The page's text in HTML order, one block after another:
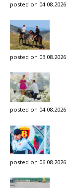
posted on 04.08.2026
posted on 03.08.2026
posted on 04.08.2026
posted on 06.08.2026